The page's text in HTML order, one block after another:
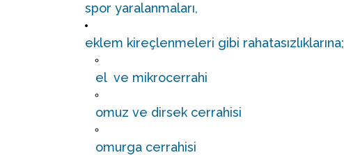
spor yaralanmaları,
eklem kireçlenmeleri gibi rahatasızlıklarına;
el ve mikrocerrahi
omuz ve dirsek cerrahisi
omurga cerrahisi